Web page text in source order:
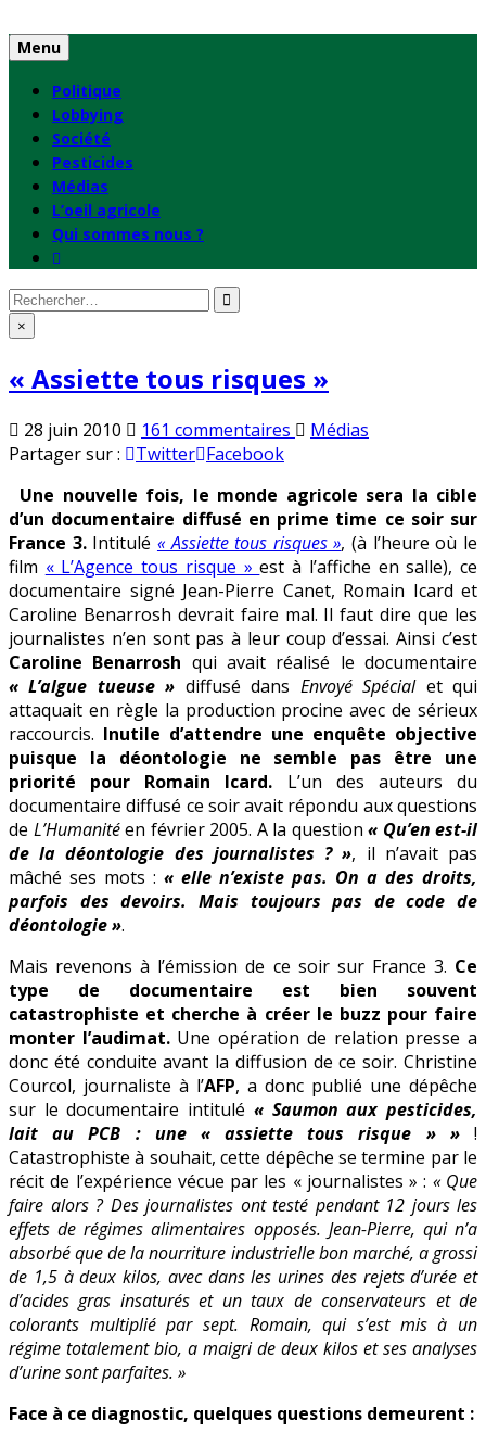
to
content
Menu
Politique
Lobbying
Société
Pesticides
Médias
L’oeil agricole
Qui sommes nous ?
Rechercher
: ×
« Assiette tous risques »
28 juin 2010 161 commentaires sur
tous
risques
»
Publié
Médias
Partager sur :
Twitter Facebook
Une nouvelle fois, le monde agricole sera la cible
d’un documentaire diffusé en prime time ce soir sur
France 3. Intitulé « Assiette tous risques », (à l’heure où le
film « L’Agence tous risque »est à l’affiche en salle), ce
documentaire signé Jean-Pierre Canet, Romain Icard et
Caroline Benarrosh devrait faire mal. Il faut dire que les
journalistes n’en sont pas à leur coup d’essai. Ainsi c’est
Caroline Benarrosh qui avait réalisé le documentaire
« L’algue tueuse » diffusé dans Envoyé Spécial et qui
attaquait en règle la production procine avec de sérieux
raccourcis. Inutile d’attendre une enquête objective
puisque la déontologie ne semble pas être une
priorité pour Romain Icard. L’un des auteurs du
documentaire diffusé ce soir avait répondu aux questions
de L’Humanitéen février 2005. A la question « Qu’en est-il
de la déontologie des journalistes ? », il n’avait pas
mâché ses mots : « elle n’existe pas. On a des droits,
parfois des devoirs. Mais toujours pas de code de
déontologie ».
Mais revenons à l’émission de ce soir sur France 3. Ce
type de documentaire est bien souvent
catastrophiste et cherche à créer le buzz pour faire
monter l’audimat.Une opération de relation presse a
donc été conduite avant la diffusion de ce soir. Christine
Courcol, journaliste à l’AFP, a donc publié une dépêche
sur le documentaire intitulé « Saumon aux pesticides,
lait au PCB : une « assiette tous risque » » !
Catastrophiste à souhait, cette dépêche se termine par le
récit de l’expérience vécue par les « journalistes » : « Que
faire alors ? Des journalistes ont testé pendant 12 jours les
effets de régimes alimentaires opposés. Jean-Pierre, qui n’a
absorbé que de la nourriture industrielle bon marché, a grossi
de 1,5 à deux kilos, avec dans les urines des rejets d’urée et
d’acides gras insaturés et un taux de conservateurs et de
colorants multiplié par sept. Romain, qui s’est mis à un
régime totalement bio, a maigri de deux kilos et ses analyses
d’urine sont parfaites. »
Face à ce diagnostic, quelques questions demeurent :